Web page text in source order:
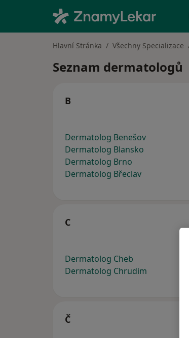
Hlavní Stránka Všechny Specializace
Seznam dermatologů
B
Dermatolog Benešov
Dermatolog Blansko
Dermatolog Brno
Dermatolog Břeclav
C
Dermatolog Cheb
Dermatolog Chrudim
Č